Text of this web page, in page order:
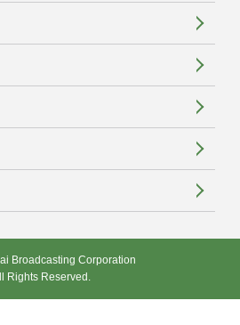
Broadcasting Corporation
Rights Reserved.